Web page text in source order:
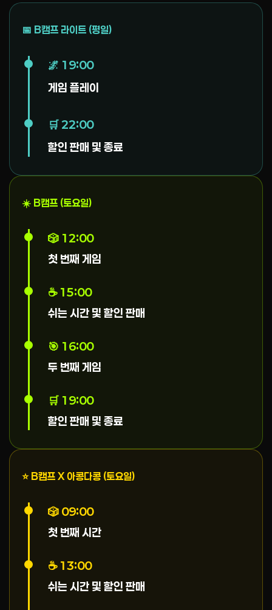
📅 B캠프 라이트 (평일)
🌌 19:00
게임 플레이
🛒 22:00
할인 판매 및 종료
☀️ B캠프 (토요일)
🎲 12:00
첫 번째 게임
☕ 15:00
쉬는 시간 및 할인 판매
🎯 16:00
두 번째 게임
🛒 19:00
할인 판매 및 종료
⭐ B캠프 X 아콩다콩 (토요일)
🎲 09:00
첫 번째 시간
☕ 13:00
쉬는 시간 및 할인 판매